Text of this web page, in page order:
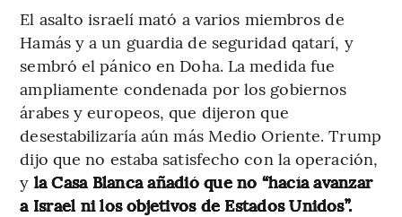
El asalto israelí mató a varios miembros de
Hamás y a un guardia de seguridad qatarí, y
sembró el pánico en Doha. La medida fue
ampliamente condenada por los gobiernos
árabes y europeos, que dijeron que
desestabilizaría aún más Medio Oriente. Trump
dijo que no estaba satisfecho con la operación,
y la Casa Blanca añadió que no “hacía avanzar
a Israel ni los objetivos de Estados Unidos”.